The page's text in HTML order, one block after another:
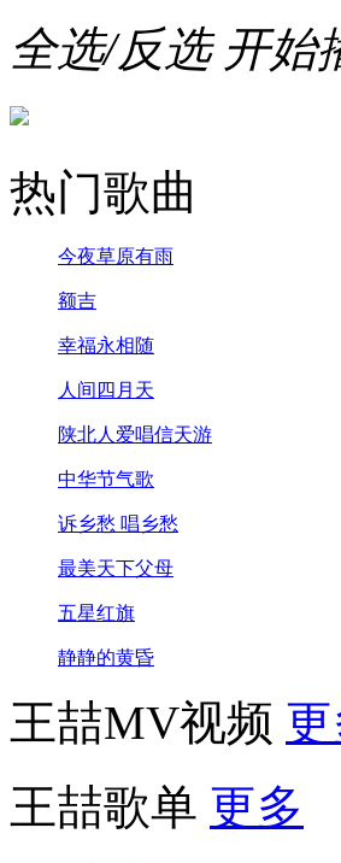
全选/反选 开始
热门歌曲
今夜草原有雨
额吉
幸福永相随
人间四月天
陕北人爱唱信天游
中华节气歌
诉乡愁 唱乡愁
最美天下父母
五星红旗
静静的黄昏
王喆MV视频
王喆歌单 更多